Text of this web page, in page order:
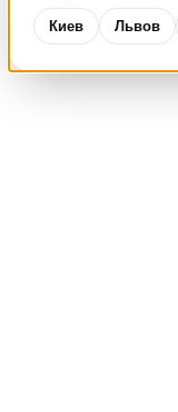
Киев Львов